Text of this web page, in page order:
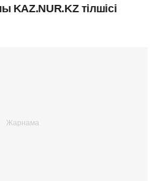
KAZ.NUR.KZ тілшісі